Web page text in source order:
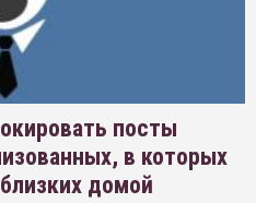
посты
в которых
домой